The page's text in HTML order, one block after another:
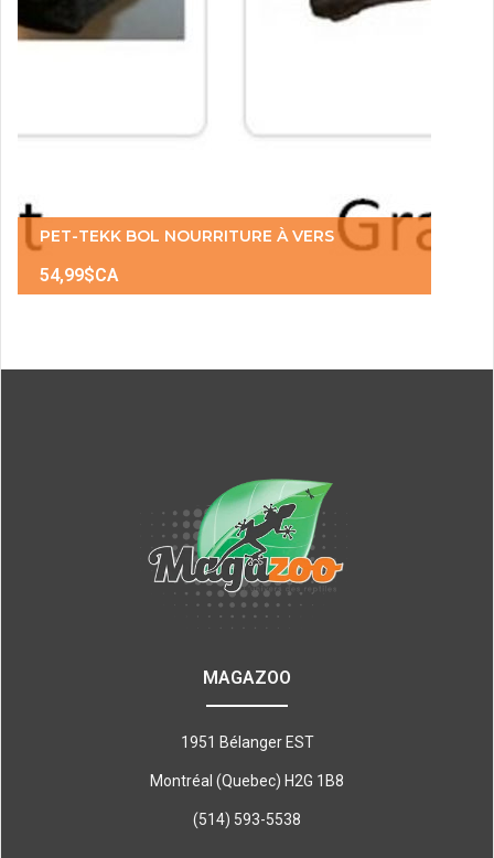
PET-TEKK BOL NOURRITURE À VERS
54,99$CA
MAGAZOO
1951 Bélanger EST
Montréal (Quebec) H2G 1B8
(514) 593-5538